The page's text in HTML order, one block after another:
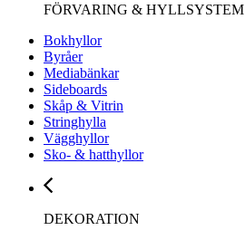
FÖRVARING & HYLLSYSTEM
Bokhyllor
Byråer
Mediabänkar
Sideboards
Skåp & Vitrin
Stringhylla
Vägghyllor
Sko- & hatthyllor
DEKORATION